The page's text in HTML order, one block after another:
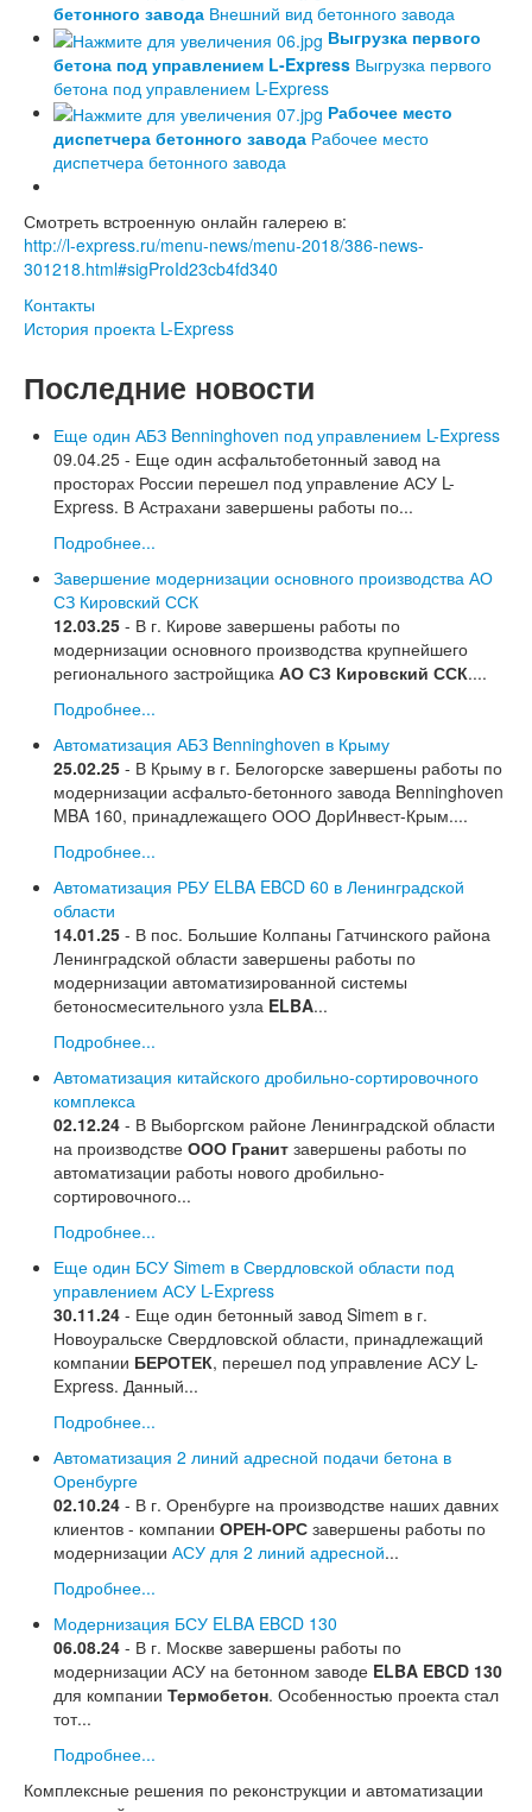
бетонного завода Внешний вид бетонного завода
Выгрузка первого
бетона под управлением L-Express Выгрузка первого
бетона под управлением L-Express
Рабочее место
диспетчера бетонного завода Рабочее место
диспетчера бетонного завода
Смотреть встроенную онлайн галерею в:
http://l-express.ru/menu-news/menu-2018/386-news-
301218.html#sigProId23cb4fd340
Контакты
История проекта L-Express
Последние новости
Еще один АБЗ Benninghoven под управлением L-Express
09.04.25 - Еще один асфальтобетонный завод на
просторах России перешел под управление АСУ L-
Express. В Астрахани завершены работы по...
Подробнее...
Завершение модернизации основного производства АО
СЗ Кировский ССК
12.03.25 - В г. Кирове завершены работы по
модернизации основного производства крупнейшего
регионального застройщика АО СЗ Кировский ССК....
Подробнее...
Автоматизация АБЗ Benninghoven в Крыму
25.02.25 - В Крыму в г. Белогорске завершены работы по
модернизации асфальто-бетонного завода Benninghoven
MBA 160, принадлежащего ООО ДорИнвест-Крым....
Подробнее...
Автоматизация РБУ ELBA EBCD 60 в Ленинградской
области
14.01.25 - В пос. Большие Колпаны Гатчинского района
Ленинградской области завершены работы по
модернизации автоматизированной системы
бетоносмесительного узла ELBA...
Подробнее...
Автоматизация китайского дробильно-сортировочного
комплекса
02.12.24 - В Выборгском районе Ленинградской области
на производстве ООО Гранит завершены работы по
автоматизации работы нового дробильно-
сортировочного...
Подробнее...
Еще один БСУ Simem в Свердловской области под
управлением АСУ L-Express
30.11.24 - Еще один бетонный завод Simem в г.
Новоуральске Свердловской области, принадлежащий
компании БЕРОТЕК, перешел под управление АСУ L-
Express. Данный...
Подробнее...
Автоматизация 2 линий адресной подачи бетона в
Оренбурге
02.10.24 - В г. Оренбурге на производстве наших давних
клиентов - компании ОРЕН-ОРС завершены работы по
модернизации АСУ для 2 линий адресной...
Подробнее...
Модернизация БСУ ELBA EBCD 130
06.08.24 - В г. Москве завершены работы по
модернизации АСУ на бетонном заводе ELBA EBCD 130
для компании Термобетон. Особенностью проекта стал
тот...
Подробнее...
Комплексные решения по реконструкции и автоматизации